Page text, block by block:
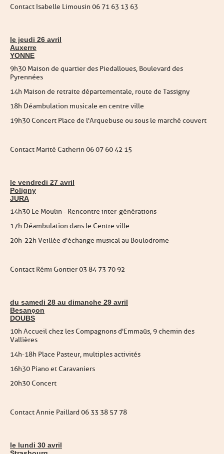
Contact Isabelle Limousin 06 71 63 13 63
le jeudi 26 avril
Auxerre
YONNE
9h30 Maison de quartier des Piedalloues, Boulevard des
Pyrennées
14h Maison de retraite départementale, route de Tassigny
18h Déambulation musicale en centre ville
19h30 Concert Place de l'Arquebuse ou sous le marché couvert
Contact Marité Catherin 06 07 60 42 15
le vendredi 27 avril
Poligny
JURA
14h30 Le Moulin - Rencontre inter-générations
17h Déambulation dans le Centre ville
20h-22h Veillée d'échange musical au Boulodrome
Contact Rémi Gontier 03 84 73 70 92
du samedi 28 au dimanche 29 avril
Besançon
DOUBS
10h Accueil chez les Compagnons d'Emmaüs, 9 chemin des
Vallières
14h-18h Place Pasteur, multiples activités
16h30 Piano et Caravaniers
20h30 Concert
Contact Annie Paillard 06 33 38 57 78
le lundi 30 avril